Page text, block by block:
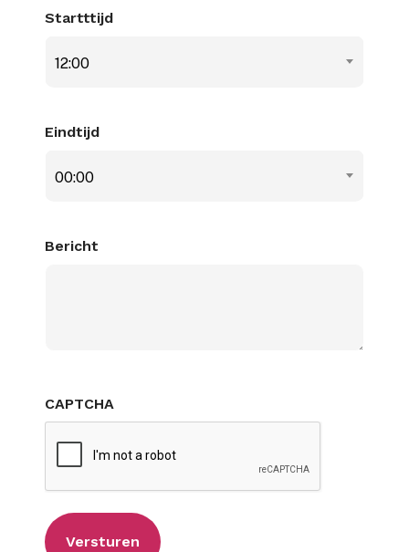
Startttijd
12:00
Eindtijd
00:00
Bericht
CAPTCHA